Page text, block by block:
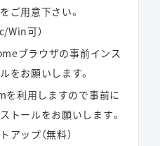
ご用意下さい。
Win可）
ブラウザの事前インス
をお願いします。
を利用しますので事前に
トールをお願いします。
アップ（無料）